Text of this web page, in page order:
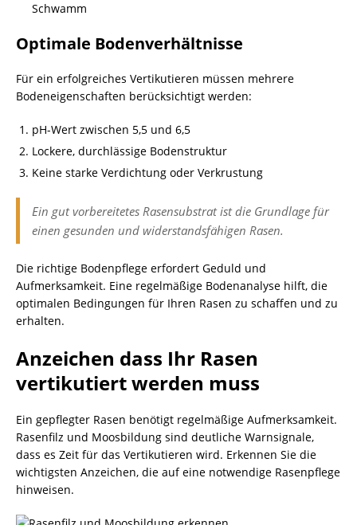
Schwamm
Optimale Bodenverhältnisse
Für ein erfolgreiches Vertikutieren müssen mehrere
Bodeneigenschaften berücksichtigt werden:
pH-Wert zwischen 5,5 und 6,5
Lockere, durchlässige Bodenstruktur
Keine starke Verdichtung oder Verkrustung
Ein gut vorbereitetes Rasensubstrat ist die Grundlage für
einen gesunden und widerstandsfähigen Rasen.
Die richtige Bodenpflege erfordert Geduld und
Aufmerksamkeit. Eine regelmäßige Bodenanalyse hilft, die
optimalen Bedingungen für Ihren Rasen zu schaffen und zu
erhalten.
Anzeichen dass Ihr Rasen
vertikutiert werden muss
Ein gepflegter Rasen benötigt regelmäßige Aufmerksamkeit.
Rasenfilz und Moosbildung sind deutliche Warnsignale,
dass es Zeit für das Vertikutieren wird. Erkennen Sie die
wichtigsten Anzeichen, die auf eine notwendige Rasenpflege
hinweisen.